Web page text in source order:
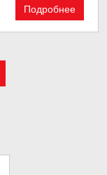
Подробнее